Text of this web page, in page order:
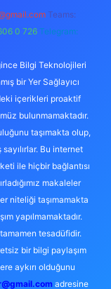
Teams:
0 726 Telegram:
Bilgi Teknolojileri
bir Yer Sağlayıcı
içerikleri proaktif
bulunmamaktadır.
taşımakta olup,
Bu internet
ile hiçbir bağlantısı
makaleler
niteliği taşımamakta
yapılmamaktadır.
tesadüfidir.
bir bilgi paylaşım
aykırı olduğunu
adresine